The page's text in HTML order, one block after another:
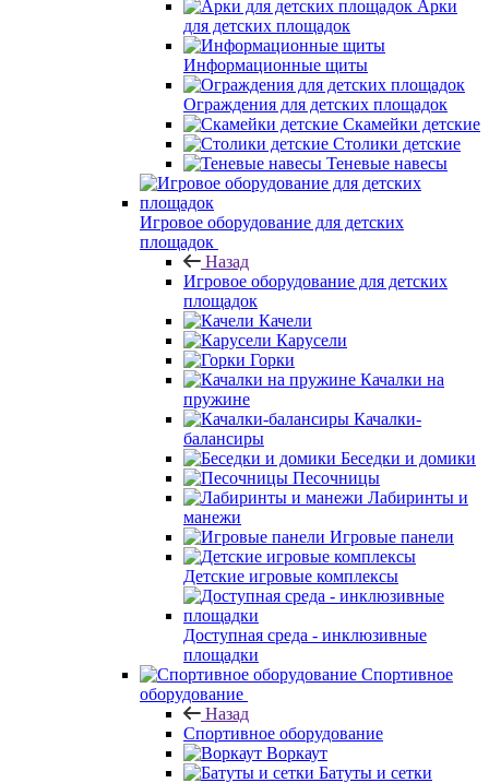
Арки
для детских площадок
Информационные щиты
Ограждения для детских площадок
Скамейки детские
Столики детские
Теневые навесы
Игровое оборудование для детских
площадок
Назад
Игровое оборудование для детских
площадок
Качели
Карусели
Горки
Качалки на
пружине
Качалки-
балансиры
Беседки и домики
Песочницы
Лабиринты и
манежи
Игровые панели
Детские игровые комплексы
Доступная среда - инклюзивные
площадки
Спортивное
оборудование
Назад
Спортивное оборудование
Воркаут
Батуты и сетки